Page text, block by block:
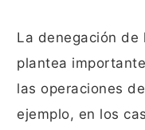
La denegación de
plantea
las operaciones
ejemplo, en los